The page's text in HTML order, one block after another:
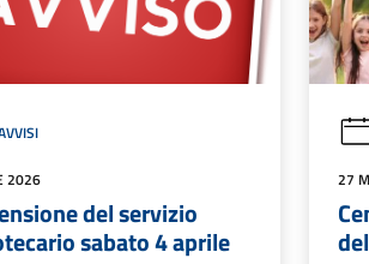
2026
del servizio
sabato 4 aprile
27